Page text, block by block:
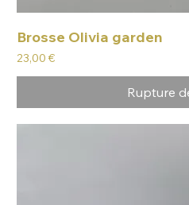
Brosse Olivia garden
Prix
23,00 €
Rupture